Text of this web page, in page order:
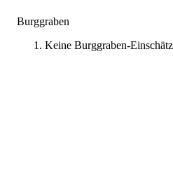
Burggraben
Keine Burggraben-